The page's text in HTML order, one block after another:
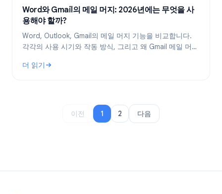
Word와 Gmail의 메일 머지: 2026년에는 무엇을 사
용해야 할까?
Word, Outlook, Gmail의 메일 머지 기능을 비교합니다.
각각의 사용 시기와 작동 방식, 그리고 왜 Gmail 메일 머지
더 읽기
: Word와 Gmail의 메일 머지: 2026년에는 무엇을 사용해야 할까
이전 1 2 다음